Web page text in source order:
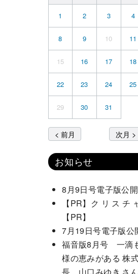
1 2 3 4
8 9 10 11
15 16 17 18
22 23 24 25
29 30 31
< 前月 次月 >
お知らせ
8月9日号電子版公
【PR】ク リ ス チ
【PR】
7月19日号電子版公
福音版8月号 一滴
様の恵みがある 株
長 山口みゆき さん